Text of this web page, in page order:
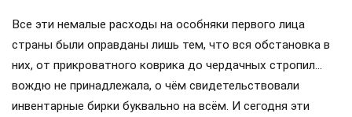
Все эти немалые расходы на особняки первого лица
страны были оправданы лишь тем, что вся обстановка в
них, от прикроватного коврика до чердачных стропил…
вождю не принадлежала, о чём свидетельствовали
инвентарные бирки буквально на всём. И сегодня эти